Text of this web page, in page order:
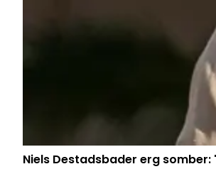
Niels Destadsbader erg